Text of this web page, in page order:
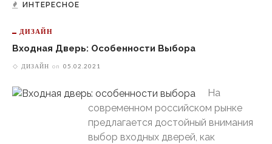
ИНТЕРЕСНОЕ
ДИЗАЙН
Входная Дверь: Особенности Выбора
ДИЗАЙН on 05.02.2021
На
современном российском рынке
предлагается достойный внимания
выбор входных дверей, как